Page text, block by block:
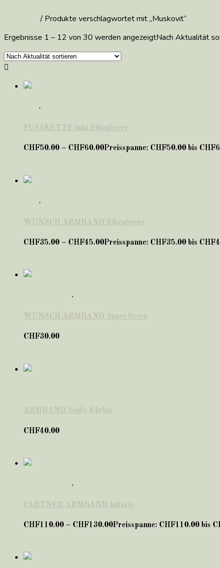
/ Produkte verschlagwortet mit „Muskovit“
Ergebnisse 1 – 12 von 30 werden angezeigtNach Aktualität
,
FUSSKETTE mini Eibenbeere
CHF50.00 – CHF60.00Preisspanne: CHF50.00 bis
,
WUNSCH ARMBAND Eibenbeere
CHF35.00 – CHF45.00Preisspanne: CHF35.00 bis
,
WUNSCH ARMBAND SuperSeven
CHF30.00
ARMBAND Seide Kürbis
CHF40.00
,
PARTNER ARMBAND Initiale
CHF110.00 – CHF130.00Preisspanne: CHF110.00 bis